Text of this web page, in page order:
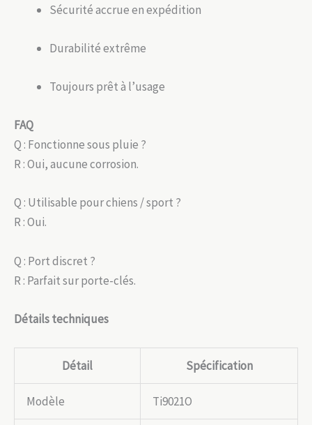
Sécurité accrue en expédition
Durabilité extrême
Toujours prêt à l’usage
FAQ
Q : Fonctionne sous pluie ?
R : Oui, aucune corrosion.
Q : Utilisable pour chiens / sport ?
R : Oui.
Q : Port discret ?
R : Parfait sur porte-clés.
Détails techniques
Détail Spécification
Modèle Ti9021O